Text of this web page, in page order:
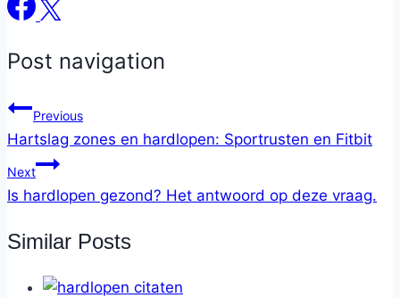
Post navigation
Previous
Hartslag zones en hardlopen: Sportrusten en Fitbit
Next
Is hardlopen gezond? Het antwoord op deze vraag.
Similar Posts